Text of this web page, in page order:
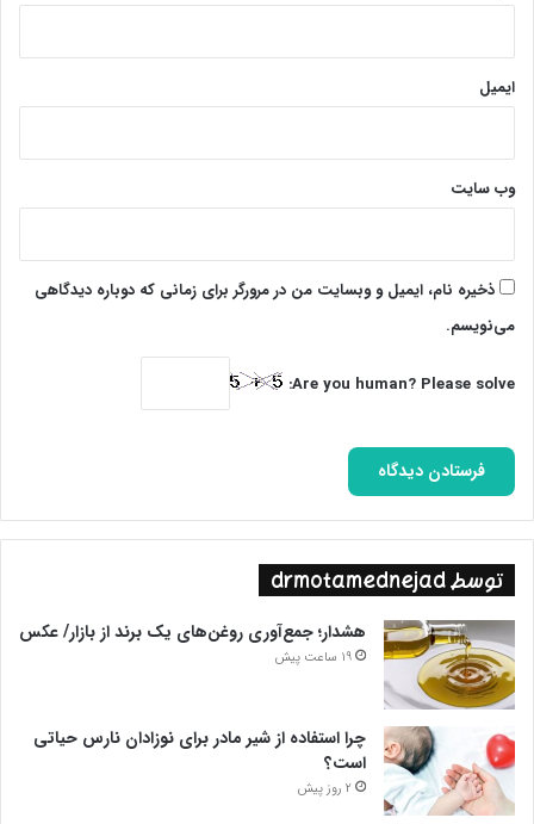
ایمیل
وب‌ سایت
ذخیره نام، ایمیل و وبسایت من در مرورگر برای زمانی که دوباره دیدگاهی
می‌نویسم.
Are you human? Please solve:
توسط drmotamednejad
هشدار؛ جمع‌آوری روغن‌های یک برند از بازار/ عکس
19 ساعت پیش
چرا استفاده از شیر مادر برای نوزادان نارس حیاتی
است؟
2 روز پیش